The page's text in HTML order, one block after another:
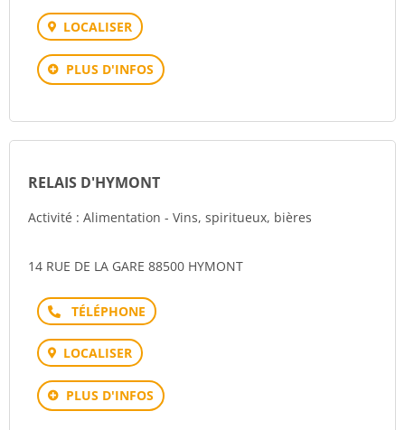
LOCALISER
PLUS D'INFOS
RELAIS D'HYMONT
Activité : Alimentation - Vins, spiritueux, bières
14 RUE DE LA GARE 88500 HYMONT
Téléphone
LOCALISER
PLUS D'INFOS